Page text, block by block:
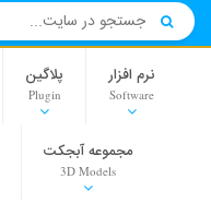
نرم افزار
Software
پلاگین
Plugin
مجموعه آبجکت
3D Models